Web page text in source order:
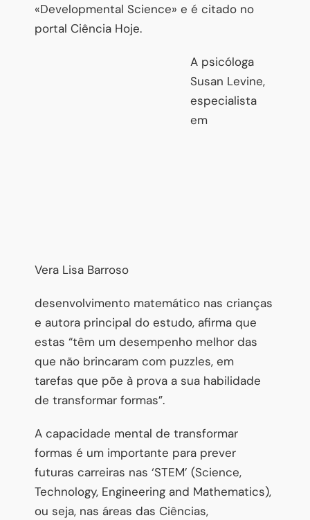
«Developmental Science» e é citado no
portal Ciência Hoje.
Vera Lisa Barroso
A psicóloga
Susan Levine,
especialista
em
desenvolvimento matemático nas crianças
e autora principal do estudo, afirma que
estas “têm um desempenho melhor das
que não brincaram com puzzles, em
tarefas que põe à prova a sua habilidade
de transformar formas”.
A capacidade mental de transformar
formas é um importante para prever
futuras carreiras nas ‘STEM’ (Science,
Technology, Engineering and Mathematics),
ou seja, nas áreas das Ciências,